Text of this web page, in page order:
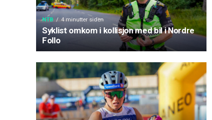
NTB 4 minutter siden
Syklist omkom i kollisjon med bil i Nordre
Follo